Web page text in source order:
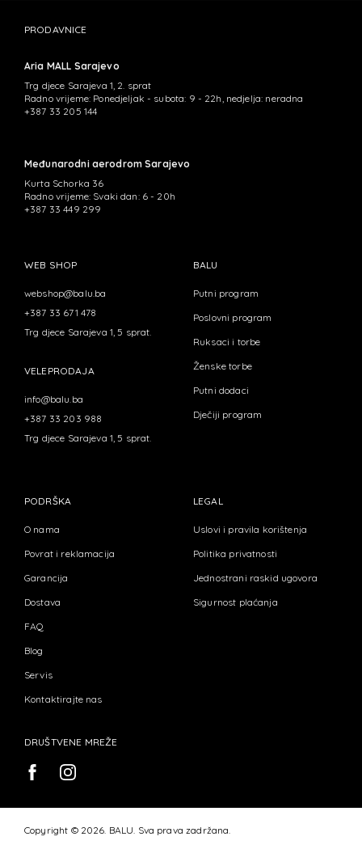
PRODAVNICE
Aria MALL Sarajevo
Trg djece Sarajeva 1, 2. sprat
Radno vrijeme: Ponedjeljak - subota: 9 - 22h, nedjelja: neradna
+387 33 205 144
Međunarodni aerodrom Sarajevo
Kurta Schorka 36
Radno vrijeme: Svaki dan: 6 - 20h
+387 33 449 299
WEB SHOP
webshop@balu.ba
+387 33 671 478
Trg djece Sarajeva 1, 5 sprat.
VELEPRODAJA
info@balu.ba
+387 33 203 988
Trg djece Sarajeva 1, 5 sprat.
BALU
Putni program
Poslovni program
Ruksaci i torbe
Ženske torbe
Putni dodaci
Dječiji program
PODRŠKA
O nama
Povrat i reklamacija
Garancija
Dostava
FAQ
Blog
Servis
Kontaktirajte nas
LEGAL
Uslovi i pravila korištenja
Politika privatnosti
Jednostrani raskid ugovora
Sigurnost plaćanja
DRUŠTVENE MREŽE
Copyright © 2026. BALU. Sva prava zadržana.